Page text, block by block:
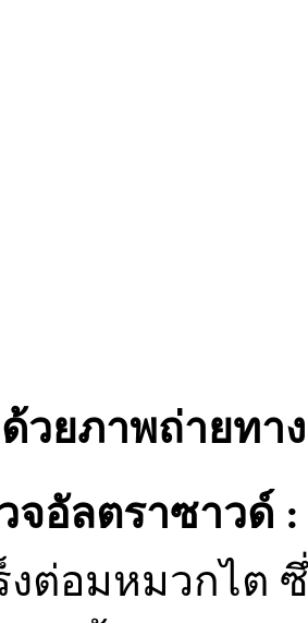
วยภาพถ่ายทา
จอัลตราซาวด์ :
งต่อมหมวกไต